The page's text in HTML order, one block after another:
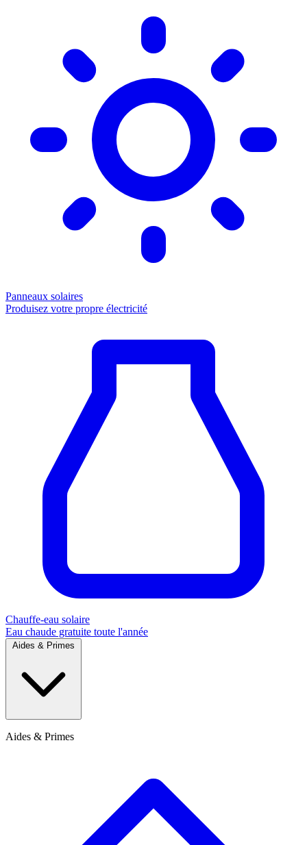
Panneaux solaires
Produisez votre propre électricité
Chauffe-eau solaire
Eau chaude gratuite toute l'année
Aides & Primes